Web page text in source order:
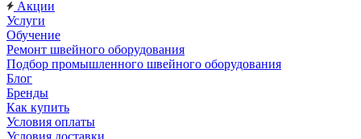
Акции
Услуги
Обучение
Ремонт швейного оборудования
Подбор промышленного швейного оборудования
Блог
Бренды
Как купить
Условия оплаты
Условия доставки